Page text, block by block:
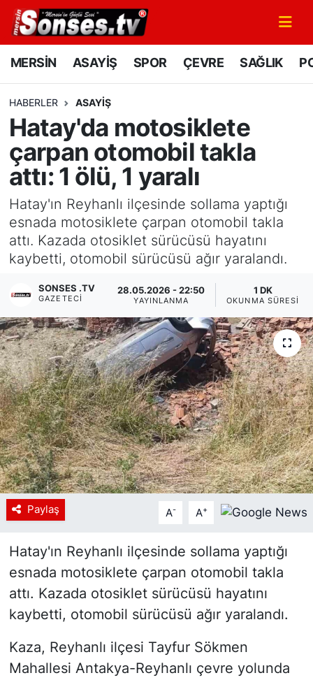
MERSİN ASAYİŞ SPOR ÇEVRE SAĞLIK
HABERLER ASAYİŞ
Hatay'da motosiklete
çarpan otomobil takla
attı: 1 ölü, 1 yaralı
Hatay'ın Reyhanlı ilçesinde sollama yaptığı
esnada motosiklete çarpan otomobil takla
attı. Kazada otosiklet sürücüsü hayatını
kaybetti, otomobil sürücüsü ağır yaralandı.
SONSES .TV
GAZETECI
28.05.2026 - 22:50
YAYINLANMA
1 DK
OKUNMA SÜRESI
Paylaş A- A+
Hatay'ın Reyhanlı ilçesinde sollama yaptığı
esnada motosiklete çarpan otomobil takla
attı. Kazada otosiklet sürücüsü hayatını
kaybetti, otomobil sürücüsü ağır yaralandı.
Kaza, Reyhanlı ilçesi Tayfur Sökmen
Mahallesi Antakya-Reyhanlı çevre yolunda
MERSİN
SPOR
GÜNÜN MANŞETİ
DÜNYA
KÜLTÜR - SANAT
MAGAZİN
SAĞLIK
Siyaset
YEREL HABER
Haberde insan
Tanıtım
Mersin Nöbetçi Eczaneler
Mersin Namaz Vakitleri
Mersin Trafik Yoğunluk Haritası
Süper Lig Puan Durumu ve Fikstür
Tüm Manşetler
Son Dakika Haberleri
Haber Arşivi